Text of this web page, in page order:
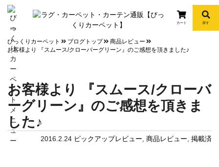
info
カート 探す
びっくりカーペット ブログトップ
商品レビュー
お客様より 『スムース/クローバーグリーン』のご感想を頂きました♪
お客様より 『スムース/クローバ
ーグリーン』のご感想を頂きま
した♪
2016.2.24 ピックアップレビュー 商品レビュー 掲載済